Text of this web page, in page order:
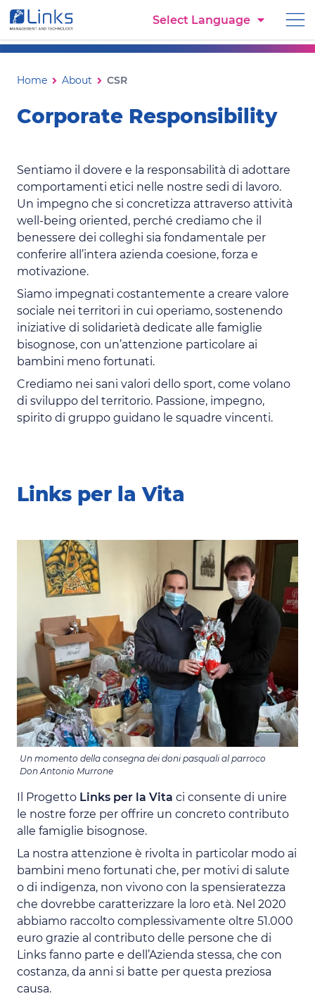
Torna alla homepage
Vai al menu di navigazione
Vai ai contenuti
Select Language
CSR
Ti trovi in:
Home About CSR
Corporate Responsibility
Sentiamo il dovere e la responsabilità di adottare
comportamenti etici nelle nostre sedi di lavoro.
Un impegno che si concretizza attraverso attività
well-being oriented, perché crediamo che il
benessere dei colleghi sia fondamentale per
conferire all’intera azienda coesione, forza e
motivazione.
Siamo impegnati costantemente a creare valore
sociale nei territori in cui operiamo, sostenendo
iniziative di solidarietà dedicate alle famiglie
bisognose, con un’attenzione particolare ai
bambini meno fortunati.
Crediamo nei sani valori dello sport, come volano
di sviluppo del territorio. Passione, impegno,
spirito di gruppo guidano le squadre vincenti.
Links per la Vita
Un momento della consegna dei doni pasquali al parroco
Don Antonio Murrone
Il Progetto Links per la Vita ci consente di unire
le nostre forze per offrire un concreto contributo
alle famiglie bisognose.
La nostra attenzione è rivolta in particolar modo ai
bambini meno fortunati che, per motivi di salute
o di indigenza, non vivono con la spensieratezza
che dovrebbe caratterizzare la loro età. Nel 2020
abbiamo raccolto complessivamente oltre 51.000
euro grazie al contributo delle persone che di
Links fanno parte e dell’Azienda stessa, che con
costanza, da anni si batte per questa preziosa
causa.